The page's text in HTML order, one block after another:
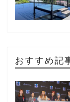
おすすめ記